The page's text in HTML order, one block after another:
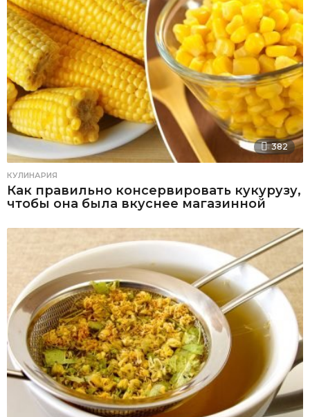
382
КУЛИНАРИЯ
Как правильно консервировать кукурузу,
чтобы она была вкуснее магазинной